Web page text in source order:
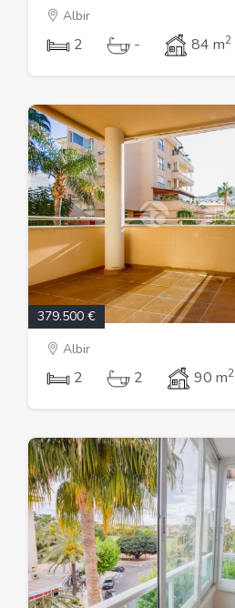
Albir
2 - 84 m2
379.500 €
Albir
2 2 90 m2